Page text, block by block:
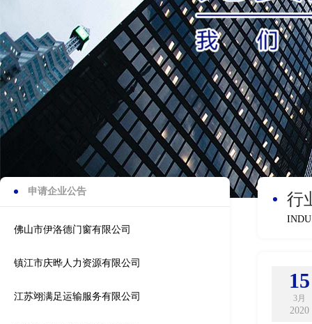
申请企业公告
佛山市伊洛德门窗有限公司
镇江市庆晔人力资源有限公司
江苏翊满足运输服务有限公司
行
15
3月
2020